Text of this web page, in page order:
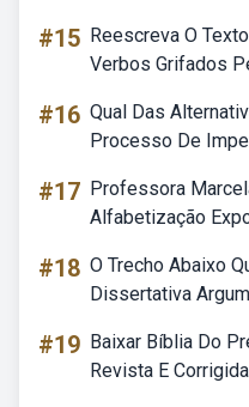
#15 Reescreva O
Verbos Grifados
#16 Qual Das
Processo De
#17 Professora
Alfabetização
#18 O Trecho Abaixo
Dissertativa
#19 Baixar Bíblia Do
Revista E